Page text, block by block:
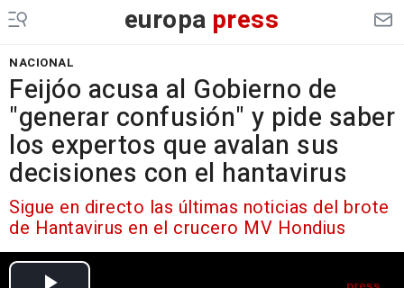
europa press
NACIONAL
Feijóo acusa al Gobierno de
"generar confusión" y pide saber
los expertos que avalan sus
decisiones con el hantavirus
Sigue en directo las últimas noticias del brote
de Hantavirus en el crucero MV Hondius